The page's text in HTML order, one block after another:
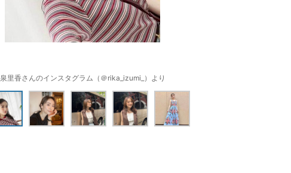
泉里香さんのインスタグラム（＠rika_izumi_）より